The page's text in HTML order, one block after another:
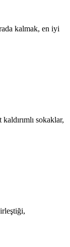
kalmak, en iyi
sokaklar,